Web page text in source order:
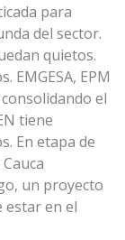
para
del sector.
quietos.
EMGESA, EPM
el
tiene
En etapa de
un proyecto
estar en el